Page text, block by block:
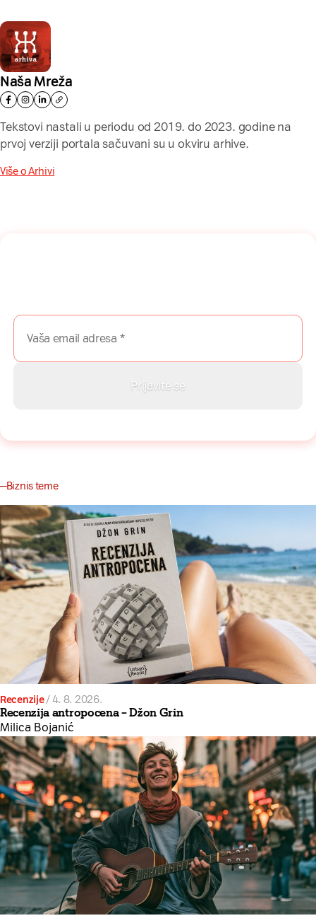
Naša Mreža
Tekstovi nastali u periodu od 2019. do 2023. godine na
prvoj verziji portala sačuvani su u okviru arhive.
Više o Arhivi
Biznis teme
Recenzije/4. 8. 2026.
Recenzija antropocena – Džon Grin
Milica Bojanić